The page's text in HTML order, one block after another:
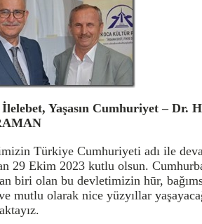
Yaşasın Cumhuriyet – Dr.
Türkiye Cumhuriyeti adı ile
29 Ekim 2023 kutlu olsun.
biri olan bu devletimizin hūr,
mutlu olarak nice yüzyıllar